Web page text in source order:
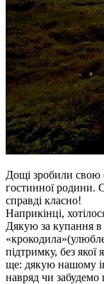
Дощі зробили свою
гостинної родини.
справді класно!
Наприкінці,
Дякую за купання в
підтримку, без
ще: дякую нашому
навряд чи